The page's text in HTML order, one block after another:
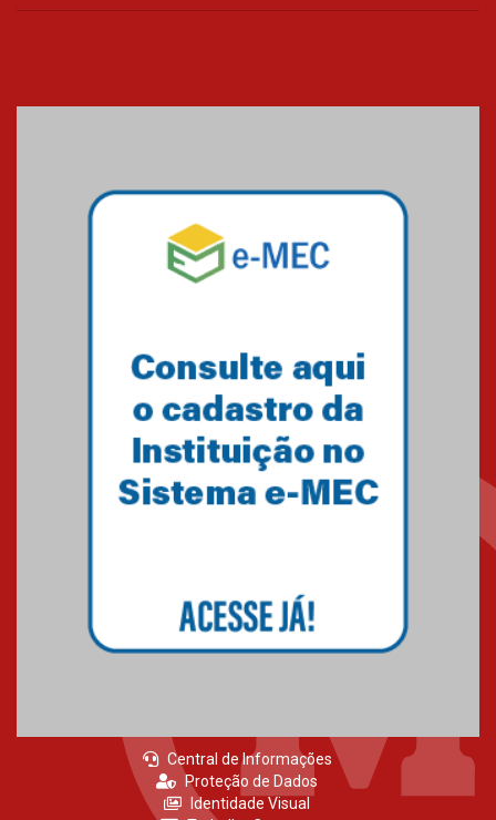
Mackenzie mobiliza campanha
solidária para apoiar famílias em
Minas Gerais
Primeiro culto do ano ressalta o
27.02.2026
Central de Informações
Proteção de Dados
Identidade Visual